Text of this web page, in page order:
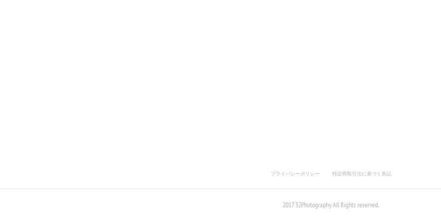
プライバシーポリシー 特定商取引法に基づく表記
2017 32Photography All Rights reserved.